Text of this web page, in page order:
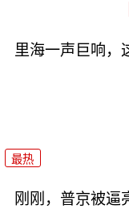
里海一声巨响，
最热
刚刚，普京被逼